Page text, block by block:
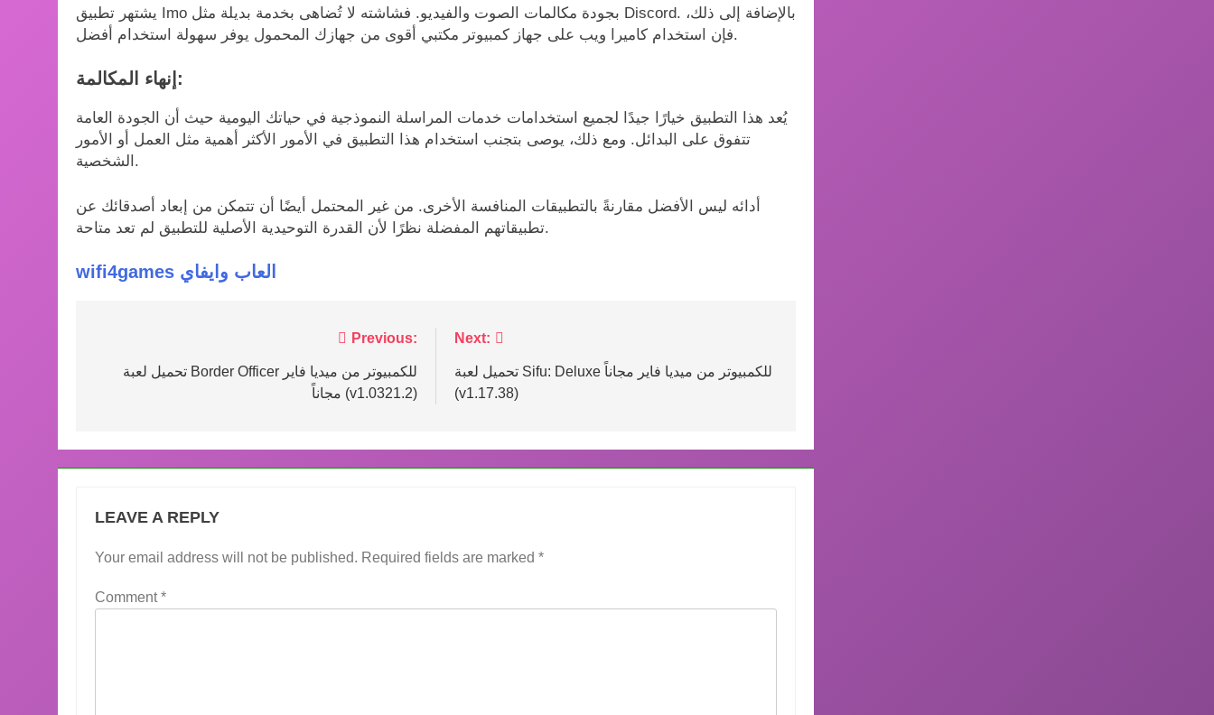
يشتهر تطبيق Imo بجودة مكالمات الصوت والفيديو. فشاشته لا تُضاهى بخدمة بديلة مثل Discord. بالإضافة إلى ذلك،
فإن استخدام كاميرا ويب على جهاز كمبيوتر مكتبي أقوى من جهازك المحمول يوفر سهولة استخدام أفضل.
إنهاء المكالمة:
يُعد هذا التطبيق خيارًا جيدًا لجميع استخدامات خدمات المراسلة النموذجية في حياتك اليومية حيث أن الجودة العامة
تتفوق على البدائل. ومع ذلك، يوصى بتجنب استخدام هذا التطبيق في الأمور الأكثر أهمية مثل العمل أو الأمور
الشخصية.
أدائه ليس الأفضل مقارنةً بالتطبيقات المنافسة الأخرى. من غير المحتمل أيضًا أن تتمكن من إبعاد أصدقائك عن
تطبيقاتهم المفضلة نظرًا لأن القدرة التوحيدية الأصلية للتطبيق لم تعد متاحة.
wifi4games العاب وايفاي
navigation
Previous:
تحميل لعبة Border Officer للكمبيوتر من ميديا فاير
مجاناً (v1.0321.2)
Next:
تحميل لعبة Sifu: Deluxe للكمبيوتر من ميديا فاير مجاناً
(v1.17.38)
LEAVE A REPLY
Your email address will not be published. Required fields are marked *
Comment*